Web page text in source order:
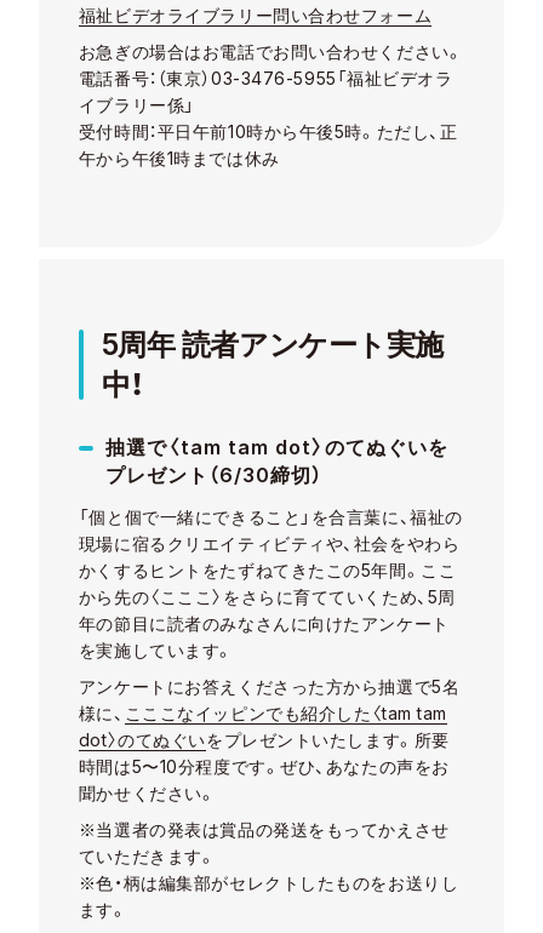
福祉ビデオライブラリー問い合わせフォーム
お急ぎの場合はお電話でお問い合わせください。
電話番号：（東京）03-3476-5955「福祉ビデオラ
イブラリー係」
受付時間：平日午前10時から午後5時。ただし、正
午から午後1時までは休み
5周年 読者アンケート実施
中！
抽選で〈tam tam dot〉のてぬぐいを
プレゼント（6/30締切）
「個と個で一緒にできること」を合言葉に、福祉の
現場に宿るクリエイティビティや、社会をやわら
かくするヒントをたずねてきたこの5年間。ここ
から先の〈こここ〉をさらに育てていくため、5周
年の節目に読者のみなさんに向けたアンケート
を実施しています。
アンケートにお答えくださった方から抽選で5名
様に、 こここなイッピンでも紹介した〈tam tam
dot〉のてぬぐいをプレゼントいたします。所要
時間は5〜10分程度です。ぜひ、あなたの声をお
聞かせください。
※当選者の発表は賞品の発送をもってかえさせ
ていただきます。
※色・柄は編集部がセレクトしたものをお送りし
ます。